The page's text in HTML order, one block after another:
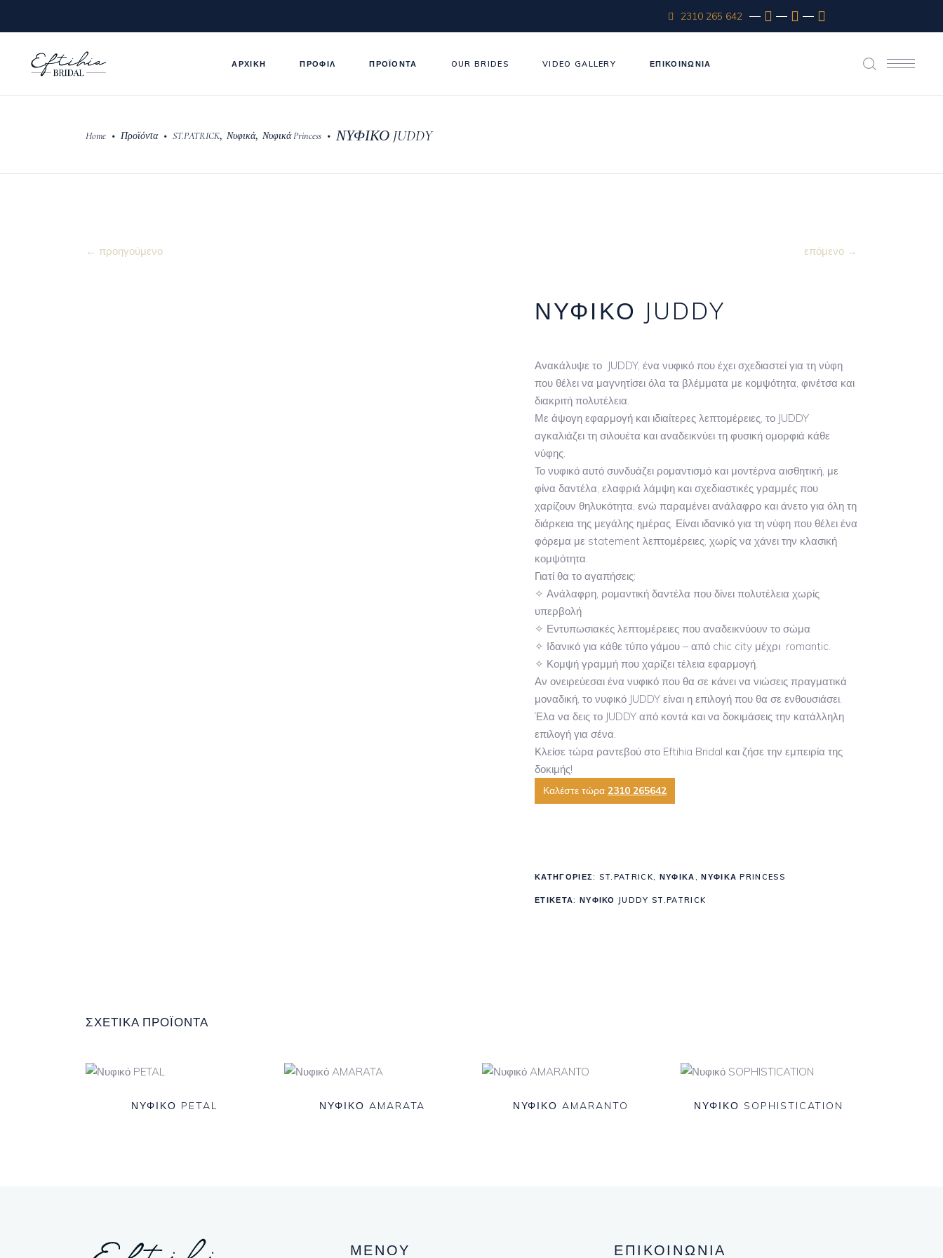
2310 265 642
ΑΡΧΙΚΗ ΠΡΟΦΙΛ ΠΡΟΪΟΝΤΑ OUR BRIDES VIDEO GALLERY ΕΠΙΚΟΙΝΩΝΊΑ
Home • Προϊόντα• ST.PATRICK, Νυφικά, Νυφικά Princess • ΝΥΦΙΚΟ JUDDY
← προηγούμενο επόμενο →
ΝΥΦΙΚΟ JUDDY
Ανακάλυψε το JUDDY, ένα νυφικό που έχει σχεδιαστεί για τη νύφη
που θέλει να μαγνητίσει όλα τα βλέμματα με κομψότητα, φινέτσα και
διακριτή πολυτέλεια.
Με άψογη εφαρμογή και ιδιαίτερες λεπτομέρειες, το JUDDY
αγκαλιάζει τη σιλουέτα και αναδεικνύει τη φυσική ομορφιά κάθε
νύφης.
Το νυφικό αυτό συνδυάζει ρομαντισμό και μοντέρνα αισθητική, με
φίνα δαντέλα, ελαφριά λάμψη και σχεδιαστικές γραμμές που
χαρίζουν θηλυκότητα, ενώ παραμένει ανάλαφρο και άνετο για όλη τη
διάρκεια της μεγάλης ημέρας. Είναι ιδανικό για τη νύφη που θέλει ένα
φόρεμα με statement λεπτομέρειες, χωρίς να χάνει την κλασική
κομψότητα.
Γιατί θα το αγαπήσεις:
✧ Ανάλαφρη, ρομαντική δαντέλα που δίνει πολυτέλεια χωρίς
υπερβολή
✧ Εντυπωσιακές λεπτομέρειες που αναδεικνύουν το σώμα
✧ Ιδανικό για κάθε τύπο γάμου – από chic city μέχρι romantic.
✧ Κομψή γραμμή που χαρίζει τέλεια εφαρμογή.
Αν ονειρεύεσαι ένα νυφικό που θα σε κάνει να νιώσεις πραγματικά
μοναδική, το νυφικό JUDDY είναι η επιλογή που θα σε ενθουσιάσει.
Έλα να δεις το JUDDY από κοντά και να δοκιμάσεις την κατάλληλη
επιλογή για σένα.
Κλείσε τώρα ραντεβού στο Eftihia Bridal και ζήσε την εμπειρία της
δοκιμής!
Καλέστε τώρα 2310 265642
ΚΑΤΗΓΟΡΊΕΣ: ST.PATRICK, ΝΥΦΙΚΆ,ΝΥΦΙΚΆ PRINCESS
ΕΤΙΚΈΤΑ: ΝΥΦΙΚΟ JUDDY ST.PATRICK
ΣΧΕΤΙΚΆ ΠΡΟΪΌΝΤΑ
ΝΥΦΙΚΌ PETAL ΝΥΦΙΚΟ AMARATA ΝΥΦΙΚΌ AMARANTO ΝΥΦΙΚΟ SOPHISTICATION
ΜΕΝΟΥ ΕΠΙΚΟΙΝΩΝΙΑ